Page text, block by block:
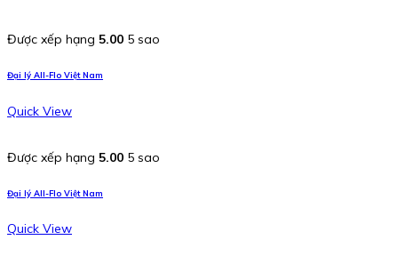
Được xếp hạng 5.00 5 sao
Đại lý All-Flo Việt Nam
Quick View
Được xếp hạng 5.00 5 sao
Đại lý All-Flo Việt Nam
Quick View